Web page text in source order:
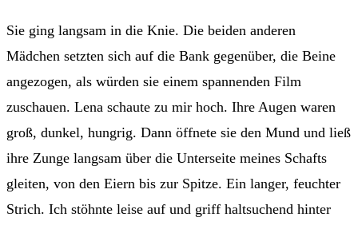
Sie ging langsam in die Knie. Die beiden anderen
Mädchen setzten sich auf die Bank gegenüber, die Beine
angezogen, als würden sie einem spannenden Film
zuschauen. Lena schaute zu mir hoch. Ihre Augen waren
groß, dunkel, hungrig. Dann öffnete sie den Mund und ließ
ihre Zunge langsam über die Unterseite meines Schafts
gleiten, von den Eiern bis zur Spitze. Ein langer, feuchter
Strich. Ich stöhnte leise auf und griff haltsuchend hinter